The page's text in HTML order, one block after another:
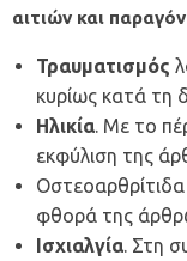
αιτιών και
Τραυματισμός
κυρίως κατά τη
Ηλικία . Με το
εκφύλιση της
Οστεοαρθρίτιδα
φθορά της
Ισχιαλγία . Στη